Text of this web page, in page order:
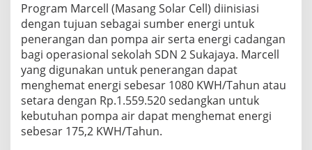
Program Marcell (Masang Solar Cell) diinisiasi
dengan tujuan sebagai sumber energi untuk
penerangan dan pompa air serta energi cadangan
bagi operasional sekolah SDN 2 Sukajaya. Marcell
yang digunakan untuk penerangan dapat
menghemat energi sebesar 1080 KWH/Tahun atau
setara dengan Rp.1.559.520 sedangkan untuk
kebutuhan pompa air dapat menghemat energi
sebesar 175,2 KWH/Tahun.